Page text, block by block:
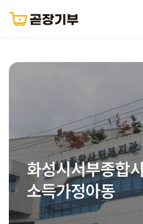
화성시서부종합
소득가정아동